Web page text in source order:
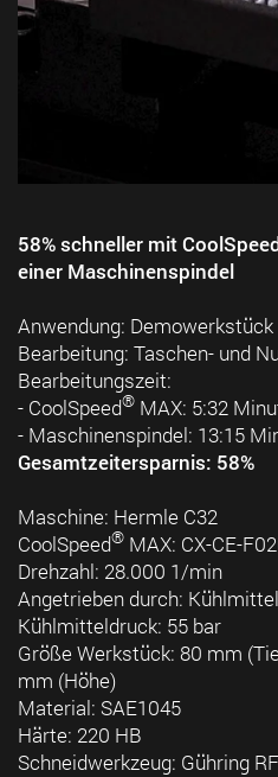
58% schneller mit
einer Maschinenspindel
Anwendung: Demowerkstück
Bearbeitung: Taschen- und
Bearbeitungszeit:
- CoolSpeed® MAX: 5:32
- Maschinenspindel: 13:15
Gesamtzeitersparnis: 58%
Maschine: Hermle C32
CoolSpeed® MAX: CX-CE-
Drehzahl: 28.000 1/min
Angetrieben durch: Kühlmittel
Kühlmitteldruck: 55 bar
Größe Werkstück: 80 mm
mm (Höhe)
Material: SAE1045
Härte: 220 HB
Schneidwerkzeug: Gühring